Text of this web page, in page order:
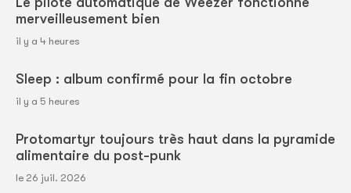
merveilleusement bien
il y a 4 heures
Sleep : album confirmé pour la fin octobre
il y a 5 heures
Protomartyr toujours très haut dans la pyramide
alimentaire du post-punk
le 26 juil. 2026